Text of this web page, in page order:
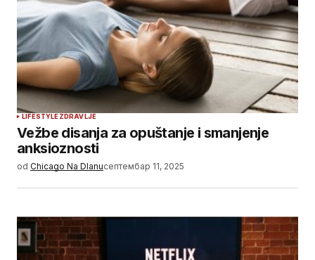
LIFESTYLEZDRAVLJE
Vežbe disanja za opuštanje i smanjenje
anksioznosti
od Chicago Na Dlanuсептембар 11, 2025